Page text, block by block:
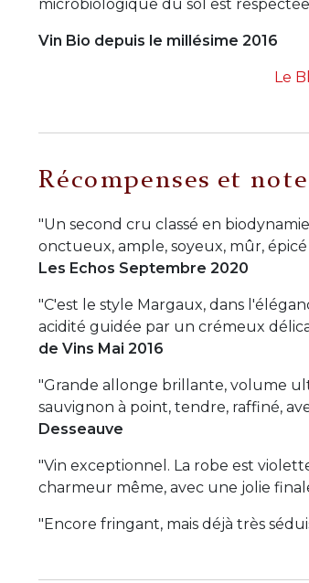
microbiologique du sol est
Vin Bio depuis le millésime 2016
Le
Récompenses et
"Un second cru classé en
onctueux, ample, soyeux, mûr,
Les Echos Septembre 2020
"C'est le style Margaux, dans
acidité guidée par un crémeux
de Vins Mai 2016
"Grande allonge brillante, volume
sauvignon à point, tendre, raffiné,
Desseauve
"Vin exceptionnel. La robe est
charmeur même, avec une jolie
"Encore fringant, mais déjà très